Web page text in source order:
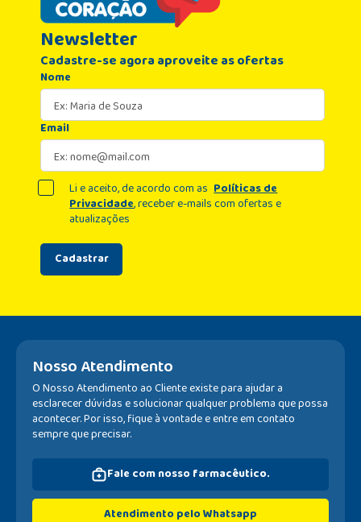
Newsletter
Cadastre-se agora aproveite as ofertas
Nome
Email
Cadastrar
Li e aceito, de acordo com as Políticas de
Privacidade, receber e-mails com ofertas e
atualizações
Nosso Atendimento
O Nosso Atendimento ao Cliente existe para ajudar a
esclarecer dúvidas e solucionar qualquer problema que possa
acontecer. Por isso, fique à vontade e entre em contato
sempre que precisar.
Fale com nosso farmacêutico.
Atendimento pelo Whatsapp